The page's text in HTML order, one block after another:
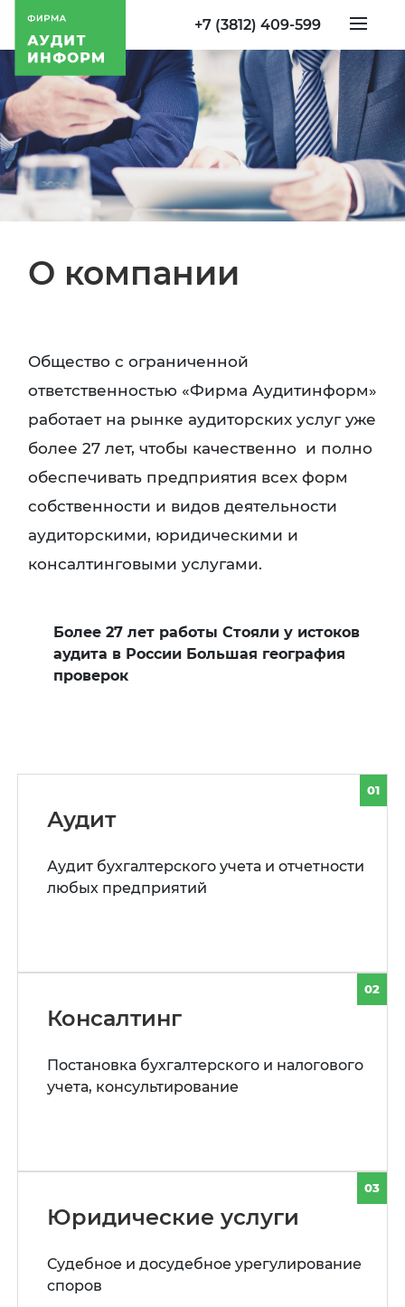
+7 (3812) 409-599
О компании
Общество с ограниченной
ответственностью «Фирма Аудитинформ»
работает на рынке аудиторских услуг уже
более 27 лет, чтобы качественно и полно
обеспечивать предприятия всех форм
собственности и видов деятельности
аудиторскими, юридическими и
консалтинговыми услугами.
Более 27 лет работы Стояли у истоков
аудита в России Большая география
проверок
01
Аудит
Аудит бухгалтерского учета и отчетности
любых предприятий
02
Консалтинг
Постановка бухгалтерского и налогового
учета, консультирование
03
Юридические услуги
Судебное и досудебное урегулирование
споров